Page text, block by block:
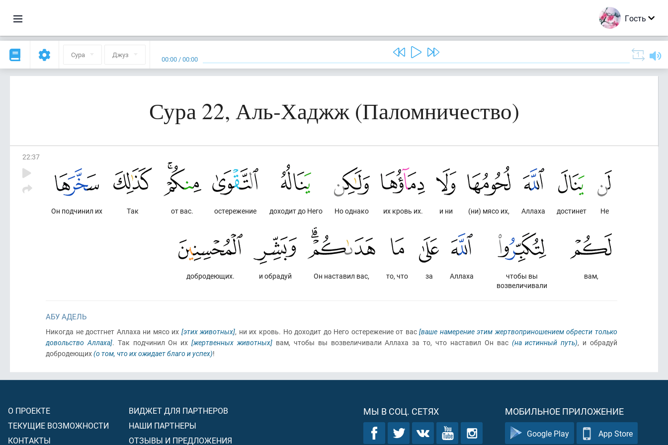
Гость
Сура Джуз 00:00 /00:00
Сура 22, Аль-Хаджж (Паломничество)
22:37
Не
достинет
Аллаха
(ни) мясо их,
и ни
их кровь их.
Но однако
доходит до Него
остережение
от вас.
Так
Он подчинил их
вам,
чтобы вы
возвеличивали
Аллаха
за
то, что
Он наставил вас,
и обрадуй
добродеющих.
АБУ АДЕЛЬ
Никогда не достгнет Аллаха ни мясо их [этих животных], ни их кровь. Но доходит до Него остережение от вас[ваше намерение этим жертвоприношением обрести только
довольство Аллаха]. Так подчинил Он их[жертвенных животных] вам, чтобы вы возвеличивали Аллаха за то, что наставил Он вас (на истинный путь), и обрадуй
добродеющих(о том, что их ожидает благо и успех)!
О ПРОЕКТЕ
ТЕКУЩИЕ ВОЗМОЖНОСТИ
КОНТАКТЫ
ВИДЖЕТ ДЛЯ ПАРТНЕРОВ
НАШИ ПАРТНЕРЫ
ОТЗЫВЫ И ПРЕДЛОЖЕНИЯ
МЫ В СОЦ. СЕТЯХ МОБИЛЬНОЕ ПРИЛОЖЕНИЕ
Google Play App Store